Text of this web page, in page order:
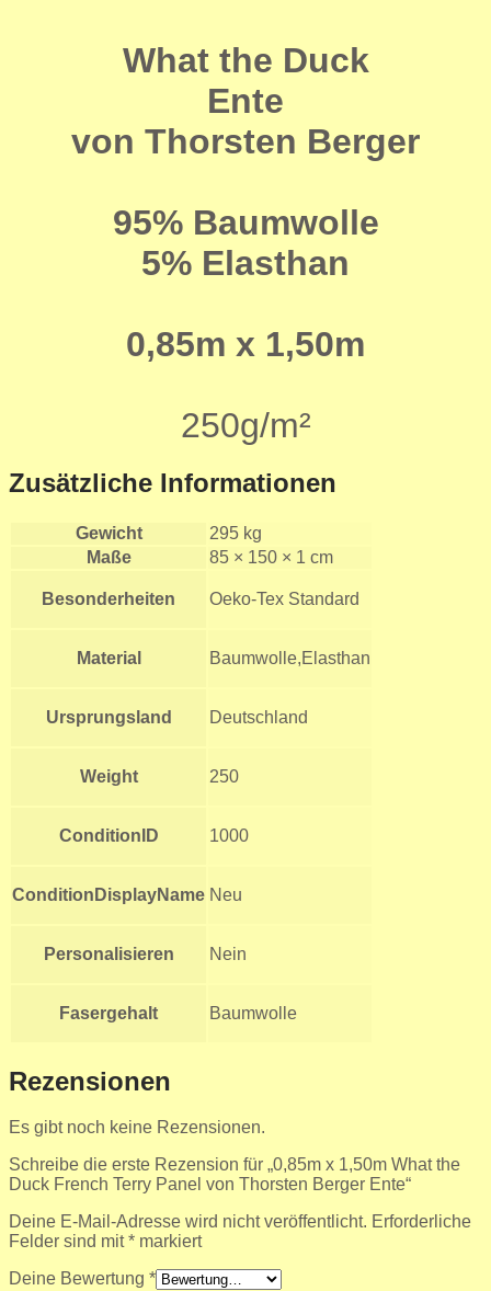
What the Duck
Ente
von Thorsten Berger
95% Baumwolle
5% Elasthan
0,85m x 1,50m
250g/m²
Zusätzliche Informationen
Gewicht
295 kg
Maße
85 × 150 × 1 cm
Besonderheiten Oeko-Tex Standard
Material Baumwolle,Elasthan
Ursprungsland Deutschland
Weight 250
ConditionID 1000
ConditionDisplayName Neu
Personalisieren Nein
Fasergehalt Baumwolle
Rezensionen
Es gibt noch keine Rezensionen.
Schreibe die erste Rezension für „0,85m x 1,50m What the
Duck French Terry Panel von Thorsten Berger Ente“
Deine E-Mail-Adresse wird nicht veröffentlicht. Erforderliche
Felder sind mit* markiert
Deine Bewertung *